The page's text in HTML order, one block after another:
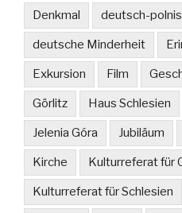
Denkmal deutsch-
deutsche Minderheit
Exkursion Film
Görlitz Haus Schlesien
Jelenia Góra Jubiläum
Kirche Kulturreferat für
Kulturreferat für Schlesien